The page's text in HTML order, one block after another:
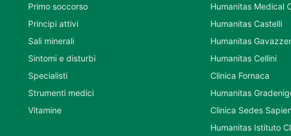
Primo soccorso
Principi attivi
Sali minerali
Sintomi e disturbi
Specialisti
Strumenti medici
Vitamine
Humanitas Medical
Humanitas Castelli
Humanitas
Humanitas Cellini
Clinica Fornaca
Humanitas
Clinica Sedes
Humanitas Istituto